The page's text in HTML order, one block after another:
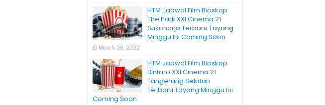
HTM Jadwal Film Bioskop
The Park XXI Cinema 21
Sukoharjo Terbaru Tayang
Minggu Ini Coming Soon
March 20, 2022
HTM Jadwal Film Bioskop
Bintaro XXI Cinema 21
Tangerang Selatan
Terbaru Tayang Minggu Ini
Coming Soon